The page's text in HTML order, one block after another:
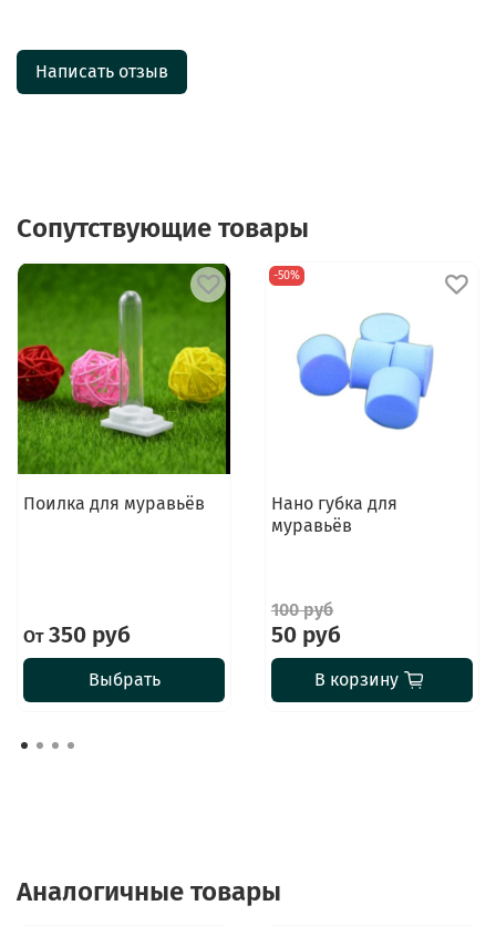
Написать отзыв
Сопутствующие товары
Поилка для муравьёв
От350 руб
Выбрать
-50%
Нано губка для
муравьёв
100 руб
50 руб
В корзину
Аналогичные товары